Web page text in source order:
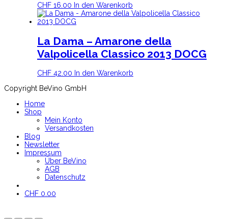
CHF 16.00 In den Warenkorb
La Dama – Amarone della
Valpolicella Classico 2013 DOCG
CHF 42.00 In den Warenkorb
Copyright BeVino GmbH
Home
Shop
Mein Konto
Versandkosten
Blog
Newsletter
Impressum
Über BeVino
AGB
Datenschutz
CHF 0.00